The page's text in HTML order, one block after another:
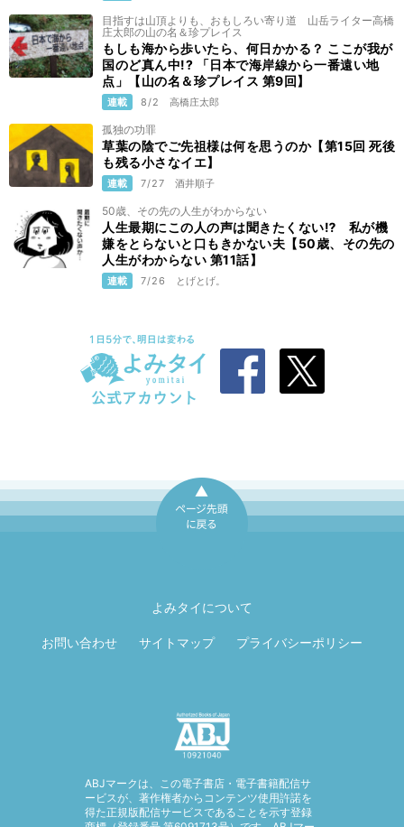
目指すは山頂よりも、おもしろい寄り道 山岳ライター高橋
庄太郎の山の名＆珍プレイス
もしも海から歩いたら、何日かかる？ ここが我が
国のど真ん中!? 「日本で海岸線から一番遠い地
点」【山の名＆珍プレイス 第9回】
連載 8/2 高橋庄太郎
孤独の功罪
草葉の陰でご先祖様は何を思うのか【第15回 死後
も残る小さなイエ】
連載 7/27 酒井順子
50歳、その先の人生がわからない
人生最期にこの人の声は聞きたくない⁉ 私が機
嫌をとらないと口もきかない夫【50歳、その先の
人生がわからない 第11話】
連載 7/26 とげとげ。
よみタイについて
お問い合わせ サイトマップ プライバシーポリシー
ABJマークは、この電子書店・電子書籍配信サ
ービスが、著作権者からコンテンツ使用許諾を
得た正規版配信サービスであることを示す登録